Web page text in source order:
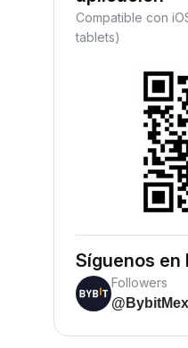
Compatible con
tablets)
Síguenos en
Followers